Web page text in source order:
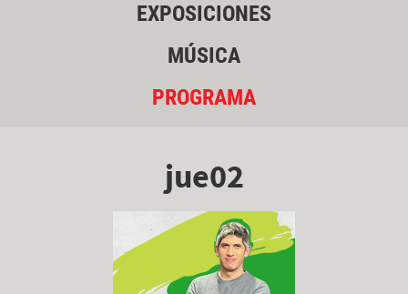
EXPOSICIONES
MÚSICA
PROGRAMA
jue02